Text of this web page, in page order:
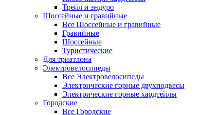
Трейл и эндуро
Шоссейные и гравийные
Все Шоссейные и гравийные
Гравийные
Шоссейные
Туристические
Для триатлона
Электровелосипеды
Все Электровелосипеды
Электрические горные двухподвесы
Электрические горные хардтейлы
Городские
Все Городские